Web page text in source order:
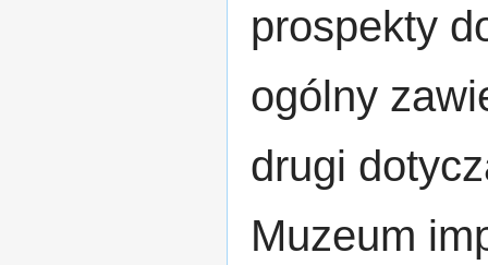
prospekty
ogólny
drugi
Muzeum